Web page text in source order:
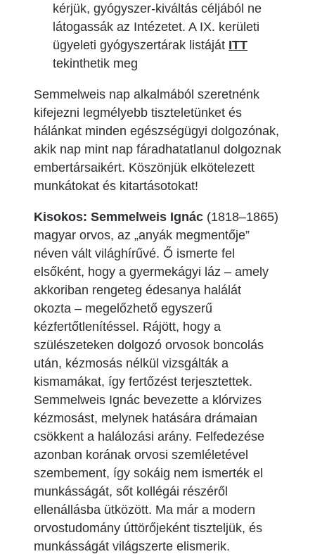
kérjük, gyógyszer-kiváltás céljából ne
látogassák az Intézetet. A IX. kerületi
ügyeleti gyógyszertárak listáját ITT
tekinthetik meg
Semmelweis nap alkalmából szeretnénk
kifejezni legmélyebb tiszteletünket és
hálánkat minden egészségügyi dolgozónak,
akik nap mint nap fáradhatatlanul dolgoznak
embertársaikért. Köszönjük elkötelezett
munkátokat és kitartásotokat!
Kisokos: Semmelweis Ignác (1818–1865)
magyar orvos, az „anyák megmentője”
néven vált világhírűvé. Ő ismerte fel
elsőként, hogy a gyermekágyi láz – amely
akkoriban rengeteg édesanya halálát
okozta – megelőzhető egyszerű
kézfertőtlenítéssel. Rájött, hogy a
szülészeteken dolgozó orvosok boncolás
után, kézmosás nélkül vizsgálták a
kismamákat, így fertőzést terjesztettek.
Semmelweis Ignác bevezette a klórvizes
kézmosást, melynek hatására drámaian
csökkent a halálozási arány. Felfedezése
azonban korának orvosi szemléletével
szembement, így sokáig nem ismerték el
munkásságát, sőt kollégái részéről
ellenállásba ütközött. Ma már a modern
orvostudomány úttörőjeként tiszteljük, és
munkásságát világszerte elismerik.